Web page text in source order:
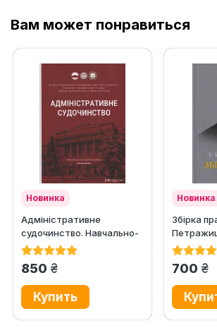
Вам может понравиться
Новинка
Адміністративне
судочинство. Навчально-
науковий посібник
850 грн.
Новинка
Збірка
700